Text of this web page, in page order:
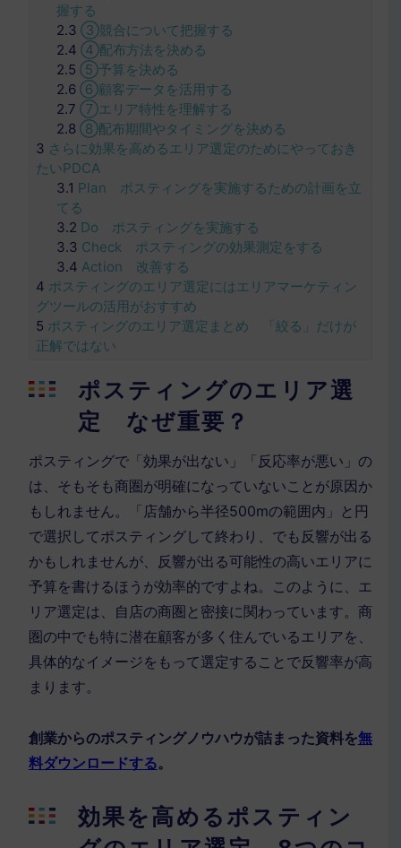
握する
2.3 ③競合について把握する
2.4 ④配布方法を決める
2.5 ⑤予算を決める
2.6⑥顧客データを活用する
2.7 ⑦エリア特性を理解する
2.8 ⑧配布期間やタイミングを決める
3 さらに効果を高めるエリア選定のためにやっておき
たいPDCA
3.1 Plan ポスティングを実施するための計画を立
てる
3.2 Do ポスティングを実施する
3.3 Check ポスティングの効果測定をする
3.4 Action 改善する
4 ポスティングのエリア選定にはエリアマーケティン
グツールの活用がおすすめ
5 ポスティングのエリア選定まとめ 「絞る」だけが
正解ではない
ポスティングのエリア選
定 なぜ重要？
ポスティングで「効果が出ない」「反応率が悪い」の
は、そもそも商圏が明確になっていないことが原因か
もしれません。「店舗から半径500mの範囲内」と円
で選択してポスティングして終わり、でも反響が出る
かもしれませんが、反響が出る可能性の高いエリアに
予算を書けるほうが効率的ですよね。このように、エ
リア選定は、自店の商圏と密接に関わっています。商
圏の中でも特に潜在顧客が多く住んでいるエリアを、
具体的なイメージをもって選定することで反響率が高
まります。
創業からのポスティングノウハウが詰まった資料を無
料ダウンロードする。
効果を高めるポスティン